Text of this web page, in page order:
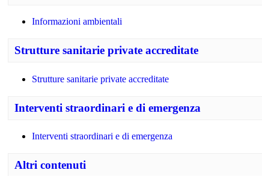
Informazioni ambientali
Strutture sanitarie private accreditate
Strutture sanitarie private accreditate
Interventi straordinari e di emergenza
Interventi straordinari e di emergenza
Altri contenuti